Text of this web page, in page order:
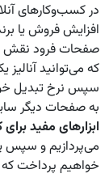
در کسب‌وکارهای
افزایش فروش یا
صفحات فرود نقش
که می‌توانید
سپس نرخ تبدیل خود
به صفحات دیگر
ابزارهای مفید
می‌پردازیم و سپس
خواهیم پرداخت که